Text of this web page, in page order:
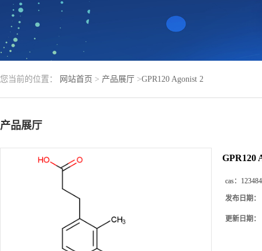
您当前的位置： 网站首页 > 产品展厅 >GPR120 Agonist 2
产品展厅
GPR120
cas：
发布日期：
更新日期：